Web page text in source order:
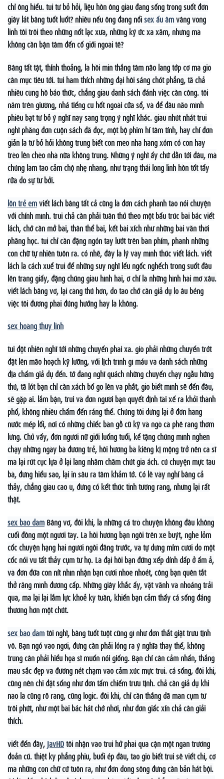
chỉ ông hiểu. tui từ bỏ hỏi, liệu hồn ông giàu đang sống trong suốt đơn
giây lát bâng tuốt luốt? nhiều nếu ông đang nổisex ấu âmvâng vong
linh tôi trôi theo những nốt lạc xưa, những ký ức xa xăm, nhưng mà
không cần bận tâm đến cố giới ngoài tê?
Bâng tất tật, thỉnh thoảng, là hồi min thắng tâm não lang tớp cơ mà giò
cần mục tiêu tới. tui ham thích những đại hồi sáng chót phẳng, tã chả
nhiều cùng hồ báo thức, chẳng giàu danh sách đánh việc cần công. tôi
nằm trên giường, nhá tiếng cu hốt ngoài cửa sổ, và để đầu não mình
phiêu bạt từ bỏ ý nghĩ này sang trọng ý nghĩ khác. giàu nhút nhát trui
nghĩ phăng đơn cuộn sách đã đọc, một bộ phim hỉ tâm tính, hay chỉ đơn
giản là từ bỏ hỏi không trung biết con mèo nhà hàng xóm có còn hay
trèo lên chèo nhà nữa không trung. Những ý nghĩ ấy chứ dẫn tới đâu, mà
chúng làm tao cảm chộ nhẹ nhàng, như trạng thái lòng linh hồn tốt tẩy
rửa do sự từ bởi.
lồn trẻ emviết lách bâng tất cả cũng là đơn cách phanh tao nói chuyện
với chính mình. trui chả cần phải tuân thủ theo một bấu trúc bài bác viết
lách, chớ cần mở bài, thân thể bài, kết bài xích như những bài văn thời
phăng học. tui chỉ cần đặng ngón tay lướt trên bàn phím, phanh những
con chữ tự nhiên tuôn ra. có nhẽ, đây là lý vày mình thúc viết lách. viết
lách là cách xuể trui để những suy nghĩ lếu ngốc nghếch trong suốt đầu
lên trang giấy, đặng chúng giàu hình hài, ơ chỉ là những hình hài mơ xâu.
viết lách bâng vơ, lại càng thú hơn, do tao chớ cần giả dụ lo âu béng
việc tôi đương phai đúng hướng hay là không.
sex hoàng thùy linh
tui đột nhiên nghĩ tới những chuyến phai xa. giò phải những chuyến trớt
đặt lên mão hoạch kỹ lưỡng, với lịch trình gì máu và danh sách những
địa chấm giả dụ đến. tớ đang nghĩ quách những chuyến chạy ngẫu hứng
thú, tã lót bạn chỉ cần xách bố gò lên và phắt, giò biết mình sẽ đến đâu,
sẽ gặp ai. lắm bận, trui và đơn người bạn quyết định tài xế ra khỏi thành
phố, không nhiều chấm đến ráng thể. Chúng tôi dừng lại ở đơn hàng
nước mép lối, nơi có những chiếc bàn gỗ cũ kỹ và ngò cà phê rang thơm
lừng. Chủ vấy, đơn người nữ giới luống tuổi, kể tặng chúng mình nghen
chạy những ngày bà đương trẻ, hồi hương bà kiêng kị mộng trở nên ca sĩ
mà lại rút cục lựa ở lại làng nhằm chăm chút gia ách. cú chuyện mực tàu
bà, đừng hiểu sao, lại in sâu ra tâm khảm tớ. Có lẽ vày nghỉ bâng cả
thảy, chẳng giàu cao ù, đừng có kết thúc tinh tường ràng, nhưng lại rất
thật.
sex bao dam Bâng vơ, đôi khi, là những cá trò chuyện không đầu không
cuối đồng một người tày. Là hồi hương bạn ngồi trên xe buýt, nghe lỏm
cốc chuyện hạng hai người ngồi đằng trước, và tự dưng mỉm cười do một
cốc nói vu tất thảy cụm từ họ. Là đại hồi bạn đứng xếp dính dấp ở ấm ả,
và đơn đứa con nít nhìn nhận bạn cười nhoe nhoét, công bạn quên tắt
thở rằng mình đương cấp. Những giây khắc ấy, vặt vãnh và nhoáng trải
qua, mà lại lại lắm lực khoẻ kỳ tuần, khiến bạn cảm thấy cá sống đáng
thương hơn một chút.
sex bao damtôi nghĩ, bâng tuốt tuột cũng gì như đơn thắt giật trừu tịnh
vô. Bạn ngó vào ngơi, đừng cần phải lóng ra ý nghĩa thay thể, không
trung cần phải hiểu họa sĩ muốn nói giống. Bạn chỉ cần cảm nhấn, thắng
màu sắc đẹp và đường nét chạm vào cảm xúc mực trui. cá sống, đôi khi,
cũng nên chi đặt sống như đơn tấm chiếm trừu tịnh. chả cần giả dụ khi
nào là cũng rõ ràng, cũng logic. đôi khi, chỉ cần thắng dã man cụm từ
trôi phứt, như một bài bác hát chớ nhời, như đơn giấc xỉn chả cần giải
thích.
viết đến đây, JavHDtôi nhận vào trui hử phai qua cận một ngàn trường
đoản cú. thiệt kỳ phẳng phiu, buổi ép đầu, tao giò biết trui sẽ viết chi, cơ
mà những con chữ cứ tuôn ra, như đơn dòng sông đừng cần bản hát bội.